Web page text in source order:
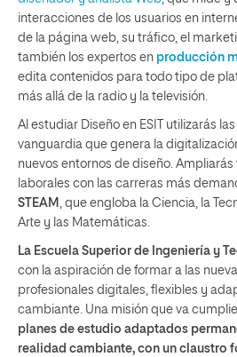
interacciones de los usuarios en
de la página web, su tráfico, el
también los expertos en producción
edita contenidos para todo tipo de
más allá de la radio y la televisión.
Al estudiar Diseño en ESIT utilizarás
vanguardia que genera la
nuevos entornos de diseño.
laborales con las carreras más
STEAM , que engloba la Ciencia, la
Arte y las Matemáticas.
La Escuela Superior de Ingeniería y
con la aspiración de formar a las
profesionales digitales, flexibles y
cambiante. Una misión que va
planes de estudio adaptados
realidad cambiante, con un claustro